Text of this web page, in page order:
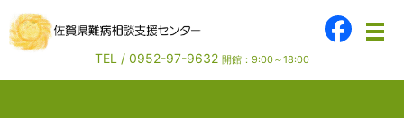
メ
TEL / 0952-97-9632 開館：9:00～18:00